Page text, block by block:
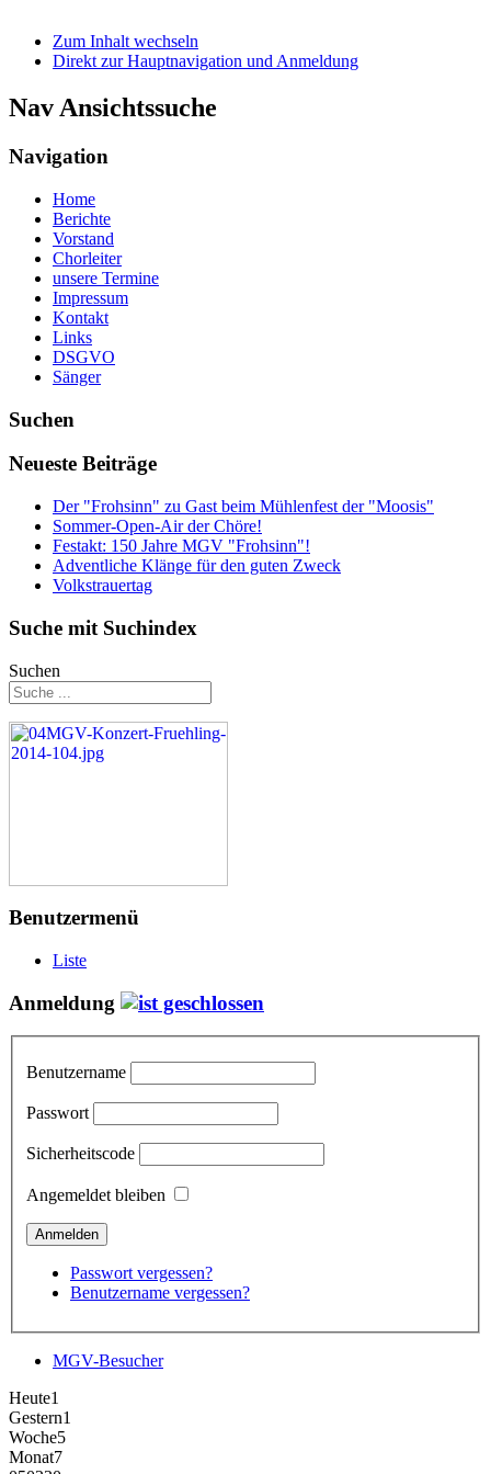
Zum Inhalt wechseln
Direkt zur Hauptnavigation und Anmeldung
Nav Ansichtssuche
Navigation
Home
Berichte
Vorstand
Chorleiter
unsere Termine
Impressum
Kontakt
Links
DSGVO
Sänger
Suchen
Neueste Beiträge
Der "Frohsinn" zu Gast beim Mühlenfest der "Moosis"
Sommer-Open-Air der Chöre!
Festakt: 150 Jahre MGV "Frohsinn"!
Adventliche Klänge für den guten Zweck
Volkstrauertag
Suche mit Suchindex
Suchen
Benutzermenü
Liste
Anmeldung
Benutzername
Passwort
Sicherheitscode
Angemeldet bleiben
Passwort vergessen?
Benutzername vergessen?
MGV-Besucher
Heute1
Gestern1
Woche5
Monat7